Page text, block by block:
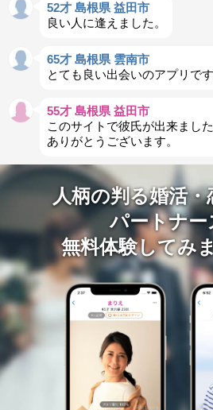
52才 島根県 益田市
良い人に逢えました。
65才 島根県 雲南市
とても良い出会いのアプリです
55才 島根県 益田市
このサイトで彼氏が出来ました
ありがとうございます。
人柄の判る婚活・
パートナー
無料体験してみ